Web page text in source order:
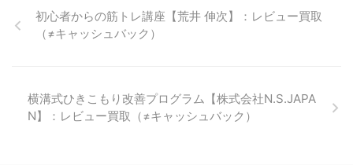
初心者からの筋トレ講座【荒井 伸次】：レビュー買取
（≠キャッシュバック）
横溝式ひきこもり改善プログラム【株式会社N.S.JAPA
N】：レビュー買取（≠キャッシュバック）